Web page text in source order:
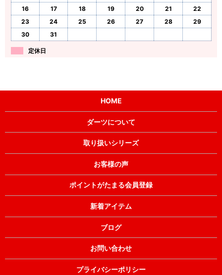
16
17 18 19 20 21
22
23
24 25 26 27 28
29
30
31
定休日
HOME
ダーツについて
取り扱いシリーズ
お客様の声
ポイントがたまる会員登録
新着アイテム
ブログ
お問い合わせ
プライバシーポリシー